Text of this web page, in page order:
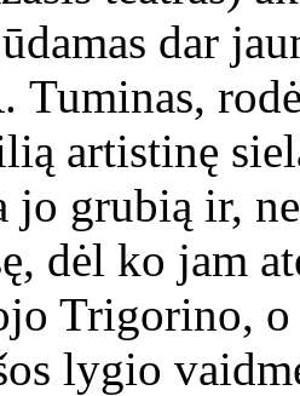
dar
Tuminas,
artistinę
jo grubią ir,
dėl ko jam
Trigorino,
lygio